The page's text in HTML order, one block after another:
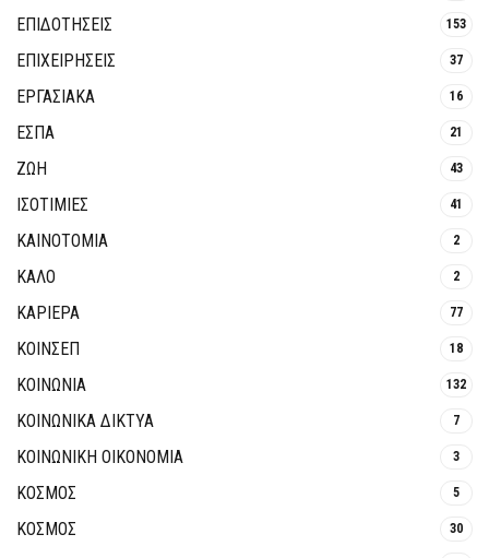
ΕΠΙΔΟΤΗΣΕΙΣ 153
ΕΠΙΧΕΙΡΗΣΕΙΣ 37
ΕΡΓΑΣΙΑΚΑ 16
ΕΣΠΑ 21
ΖΩΗ 43
ΙΣΟΤΙΜΙΕΣ 41
ΚΑΙΝΟΤΟΜΊΑ 2
ΚΑΛΟ 2
ΚΑΡΙΕΡΑ 77
ΚΟΙΝΣΕΠ 18
ΚΟΙΝΩΝΙΑ 132
ΚΟΙΝΩΝΙΚΆ ΔΊΚΤΥΑ 7
ΚΟΙΝΩΝΙΚΉ ΟΙΚΟΝΟΜΊΑ 3
ΚΟΣΜΟΣ 5
ΚΟΣΜΟΣ 30